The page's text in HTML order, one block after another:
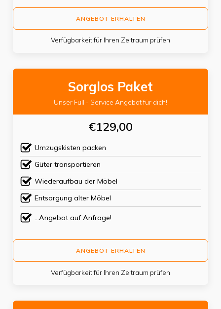
ANGEBOT ERHALTEN
Verfügbarkeit für Ihren Zeitraum prüfen
Sorglos Paket
Unser Full - Service Angebot für dich!
€129,00
Umzugskisten packen
Güter transportieren
Wiederaufbau der Möbel
Entsorgung alter Möbel
...Angebot auf Anfrage!
ANGEBOT ERHALTEN
Verfügbarkeit für Ihren Zeitraum prüfen